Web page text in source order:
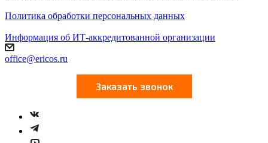
Политика обработки персональных данных
Информация об ИТ-аккредитованной организации
office@ericos.ru